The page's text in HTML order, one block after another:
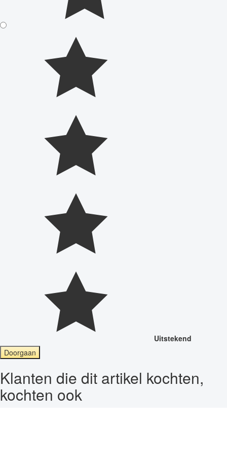
Uitstekend
Doorgaan
Klanten die dit artikel kochten,
kochten ook